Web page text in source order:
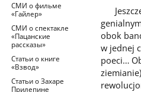
СМИ о фильме
«Гайлер»
СМИ о спектакле
«Пацанские
рассказы»
Статьи о книге
«Взвод»
Статьи о Захаре
Прилепине
obok
w jednej
poeci…